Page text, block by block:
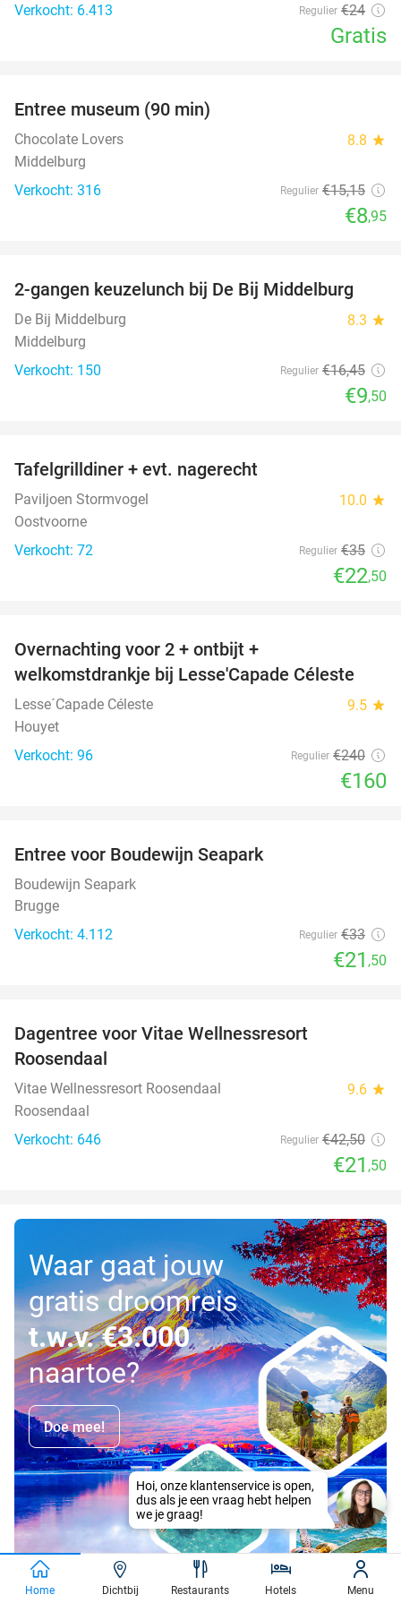
Verkocht: 6.413
Regulier €24
Gratis
Entree museum (90 min)
Chocolate Lovers 8.8 star
Middelburg
Verkocht: 316
Regulier €15,15
€8,95
42%
2-gangen keuzelunch bij De Bij Middelburg
De Bij Middelburg 8.3 star
Middelburg
Verkocht: 150
Regulier €16,45
€9,50
Tafelgrilldiner + evt. nagerecht
Paviljoen Stormvogel 10.0 star
Oostvoorne
Verkocht: 72
Regulier €35
€22,50
Overnachting voor 2 + ontbijt +
welkomstdrankje bij Lesse'Capade Céleste
Lesse´Capade Céleste 9.5 star
Houyet
Verkocht: 96
Regulier €240
€160
Entree voor Boudewijn Seapark
Boudewijn Seapark
Brugge
Verkocht: 4.112
Regulier €33
€21 ,50
Dagentree voor Vitae Wellnessresort
Roosendaal
Vitae Wellnessresort Roosendaal 9.6 star
Roosendaal
Verkocht: 646
Regulier €42,50
€21 ,50
Waar gaat jouw
gratis droomreis
t.w.v. €3.000
naartoe?
Doe mee!
Home Dichtbij Restaurants Hotels Menu